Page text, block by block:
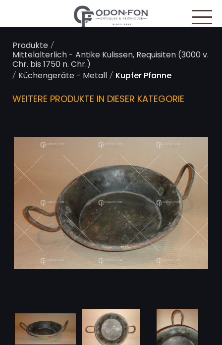
Produkte/
Mittelalterlich - Antike Kulissen, Requisiten (3000 v.
Chr. bis 1750 n. Chr.)
/ Küchengeräte - Metall/ Kupfer Pfanne
WEITERE PRODUKTE IN DIESER KATEGORIE